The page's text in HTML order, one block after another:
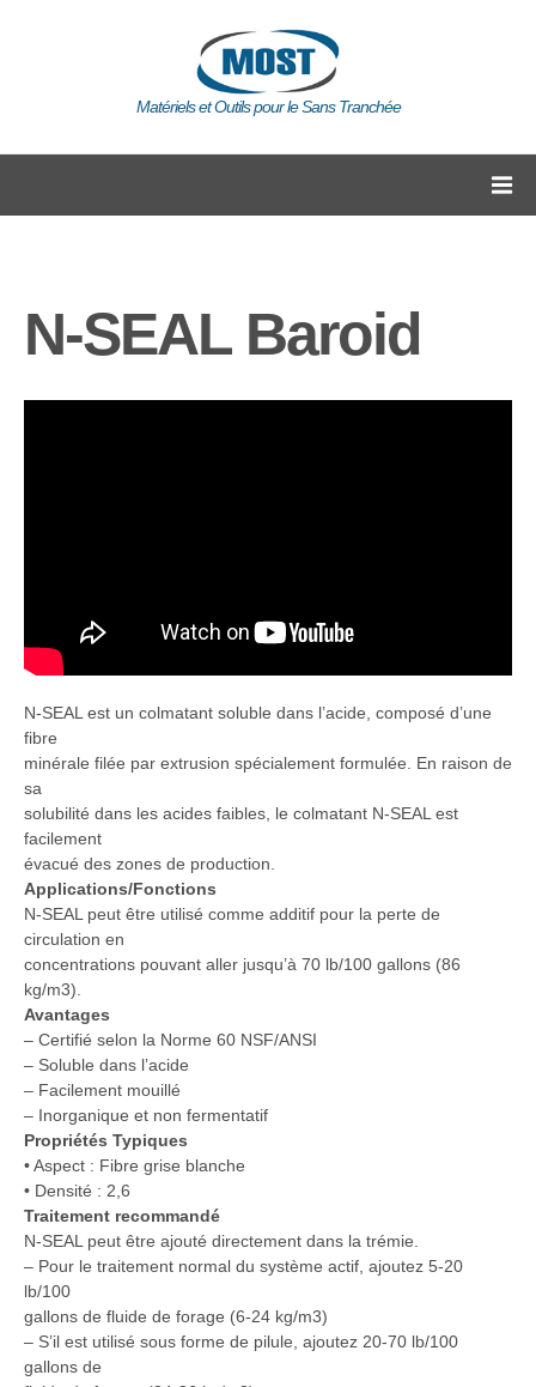
Matériels et Outils pour le Sans Tranchée
N-SEAL Baroid
N-SEAL est un colmatant soluble dans l’acide, composé d’une
fibre
minérale filée par extrusion spécialement formulée. En raison de
sa
solubilité dans les acides faibles, le colmatant N-SEAL est
facilement
évacué des zones de production.
Applications/Fonctions
N-SEAL peut être utilisé comme additif pour la perte de
circulation en
concentrations pouvant aller jusqu’à 70 lb/100 gallons (86
kg/m3).
Avantages
– Certifié selon la Norme 60 NSF/ANSI
– Soluble dans l’acide
– Facilement mouillé
– Inorganique et non fermentatif
Propriétés Typiques
• Aspect : Fibre grise blanche
• Densité : 2,6
Traitement recommandé
N-SEAL peut être ajouté directement dans la trémie.
– Pour le traitement normal du système actif, ajoutez 5-20
lb/100
gallons de fluide de forage (6-24 kg/m3)
– S’il est utilisé sous forme de pilule, ajoutez 20-70 lb/100
gallons de